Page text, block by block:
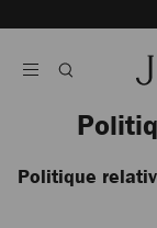
Au
lecture
Politique